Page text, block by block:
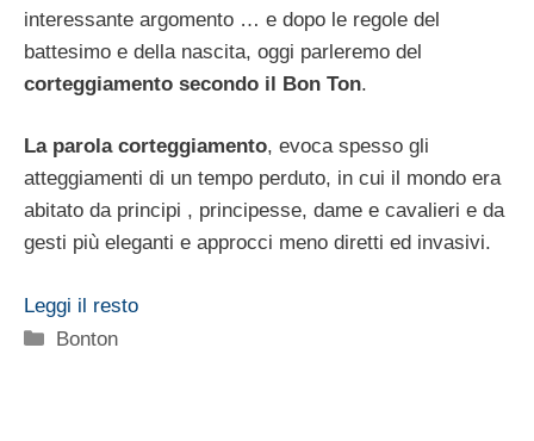
interessante argomento … e dopo le regole del
battesimo e della nascita, oggi parleremo del
corteggiamento secondo il Bon Ton.
La parola corteggiamento, evoca spesso gli
atteggiamenti di un tempo perduto, in cui il mondo era
abitato da principi , principesse, dame e cavalieri e da
gesti più eleganti e approcci meno diretti ed invasivi.
Leggi il resto
Categorie
Bonton